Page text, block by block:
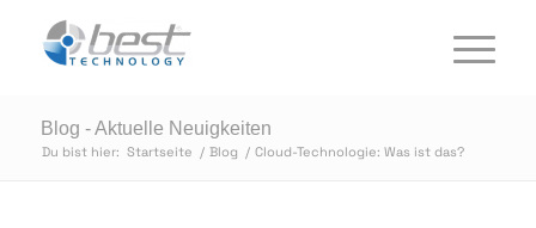
Blog - Aktuelle Neuigkeiten
Du bist hier: Startseite / Blog / Cloud-Technologie: Was ist das?